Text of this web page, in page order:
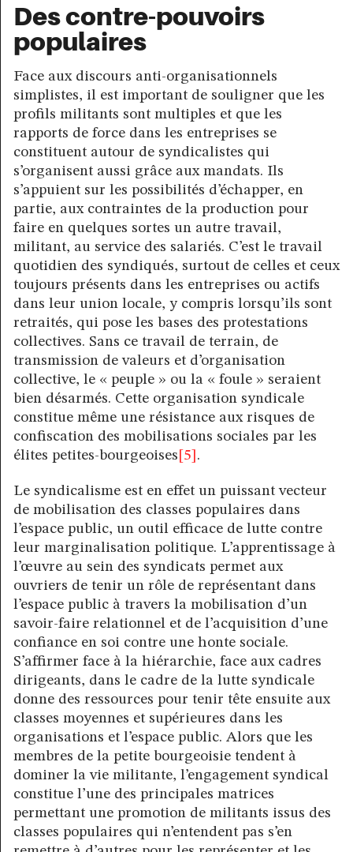
Des contre-pouvoirs
populaires
Face aux discours anti-organisationnels
simplistes, il est important de souligner que les
profils militants sont multiples et que les
rapports de force dans les entreprises se
constituent autour de syndicalistes qui
s’organisent aussi grâce aux mandats. Ils
s’appuient sur les possibilités d’échapper, en
partie, aux contraintes de la production pour
faire en quelques sortes un autre travail,
militant, au service des salariés. C’est le travail
quotidien des syndiqués, surtout de celles et ceux
toujours présents dans les entreprises ou actifs
dans leur union locale, y compris lorsqu’ils sont
retraités, qui pose les bases des protestations
collectives. Sans ce travail de terrain, de
transmission de valeurs et d’organisation
collective, le « peuple » ou la « foule » seraient
bien désarmés. Cette organisation syndicale
constitue même une résistance aux risques de
confiscation des mobilisations sociales par les
élites petites-bourgeoises[5] .
Le syndicalisme est en effet un puissant vecteur
de mobilisation des classes populaires dans
l’espace public, un outil efficace de lutte contre
leur marginalisation politique. L’apprentissage à
l’œuvre au sein des syndicats permet aux
ouvriers de tenir un rôle de représentant dans
l’espace public à travers la mobilisation d’un
savoir-faire relationnel et de l’acquisition d’une
confiance en soi contre une honte sociale.
S’affirmer face à la hiérarchie, face aux cadres
dirigeants, dans le cadre de la lutte syndicale
donne des ressources pour tenir tête ensuite aux
classes moyennes et supérieures dans les
organisations et l’espace public. Alors que les
membres de la petite bourgeoisie tendent à
dominer la vie militante, l’engagement syndical
constitue l’une des principales matrices
permettant une promotion de militants issus des
classes populaires qui n’entendent pas s’en